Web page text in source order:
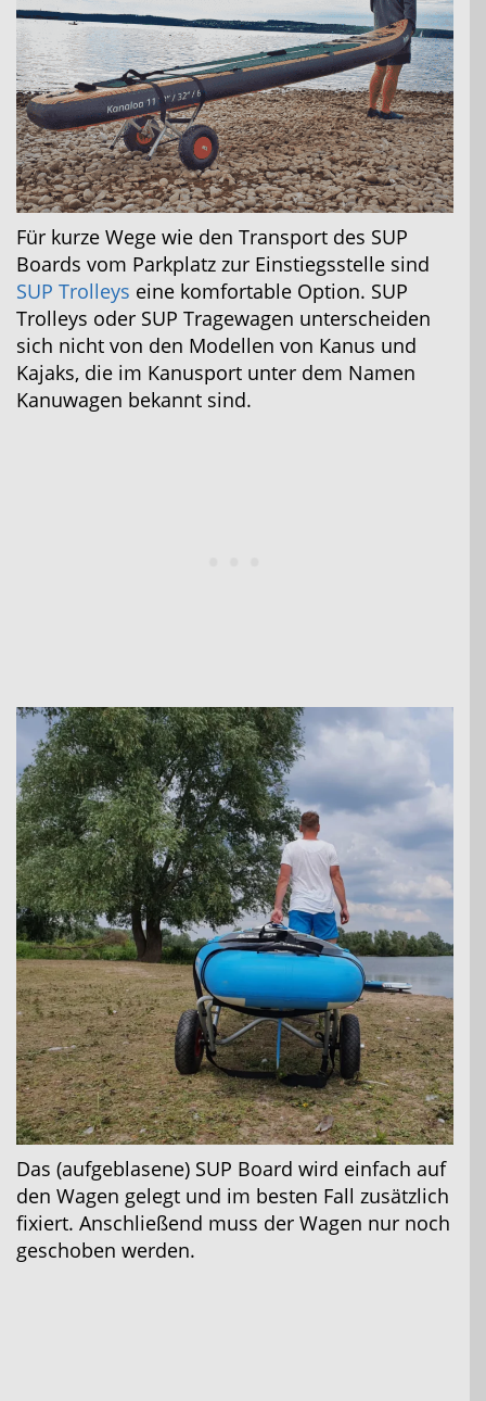
Für kurze Wege wie den Transport des SUP
Boards vom Parkplatz zur Einstiegsstelle sind
SUP Trolleys eine komfortable Option. SUP
Trolleys oder SUP Tragewagen unterscheiden
sich nicht von den Modellen von Kanus und
Kajaks, die im Kanusport unter dem Namen
Kanuwagen bekannt sind.
Das (aufgeblasene) SUP Board wird einfach auf
den Wagen gelegt und im besten Fall zusätzlich
fixiert. Anschließend muss der Wagen nur noch
geschoben werden.